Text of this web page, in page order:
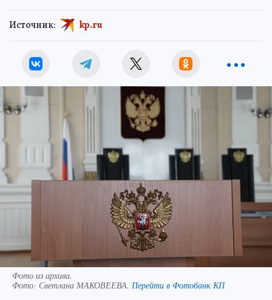
Источник: kp.ru
Фото из архива.
Фото: Светлана МАКОВЕЕВА. Перейти в Фотобанк КП